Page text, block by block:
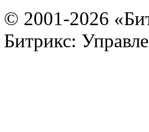
© 2001-2026
Битрикс: